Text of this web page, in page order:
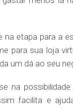
na etapa para a
para sua loja
um dá ao seu
na
facilita e